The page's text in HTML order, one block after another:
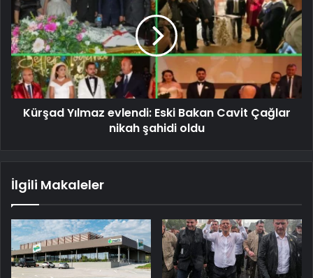
Kürşad Yılmaz evlendi: Eski Bakan Cavit Çağlar
nikah şahidi oldu
İlgili Makaleler